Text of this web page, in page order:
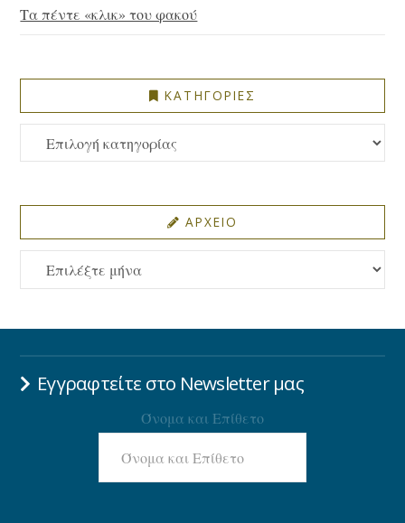
Τα πέντε «κλικ» του φακού
ΚΑΤΗΓΟΡΙΕΣ
ΚΑΤΗΓΟΡΙΕΣ
ΑΡΧΕΙΟ
ΑΡΧΕΙΟ
Εγγραφτείτε στο Newsletter μας
Όνομα και Επίθετο